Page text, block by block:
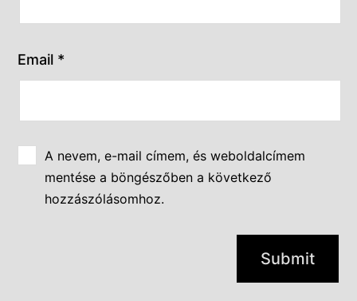
Email *
A nevem, e-mail címem, és weboldalcímem
mentése a böngészőben a következő
hozzászólásomhoz.